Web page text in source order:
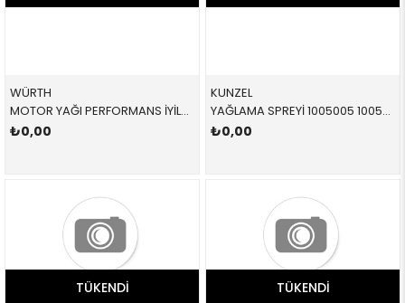
WÜRTH
MOTOR YAĞI PERFORMANS İYİLEŞTİRİCİ 300ML 5861300300028 5861300300028 5861300300028 300 ML
₺0,00
KUNZEL
YAĞLAMA SPREYİ 1005005 1005005 1005005 200 ML
₺0,00
TÜKENDI TÜKENDI